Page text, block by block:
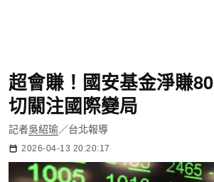
超會賺！國安基金淨賺
切關注國際變局
記者吳紹瑜／台北報導
2026-04-13 20:20:17